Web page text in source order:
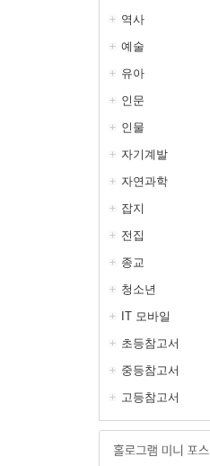
역사
예술
유아
인문
인물
자기계발
자연과학
잡지
전집
종교
청소년
IT 모바일
초등참고서
중등참고서
고등참고서